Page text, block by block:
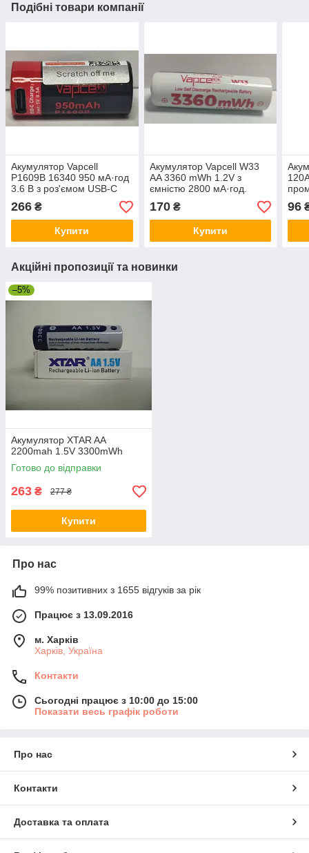
Подібні товари компанії
Акумулятор Vapcell
P1609B 16340 950 мА·год
3.6 В з роз'ємом USB-C
266 ₴
Купити
Акумулятор Vapcell W33
AA 3360 mWh 1.2V з
ємністю 2800 мА·год.
170₴
Купити
96
Акційні пропозиції та новинки
–5%
Акумулятор XTAR AA
2200mah 1.5V 3300mWh
Готово до відправки
263 ₴ 277 ₴
Купити
Про нас
99% позитивних з 1655 відгуків за рік
Працює з 13.09.2016
м. Харків
Харків, Україна
Контакти
Сьогодні працює з 10:00 до 15:00
Показати весь графік роботи
Про нас
Контакти
Доставка та оплата